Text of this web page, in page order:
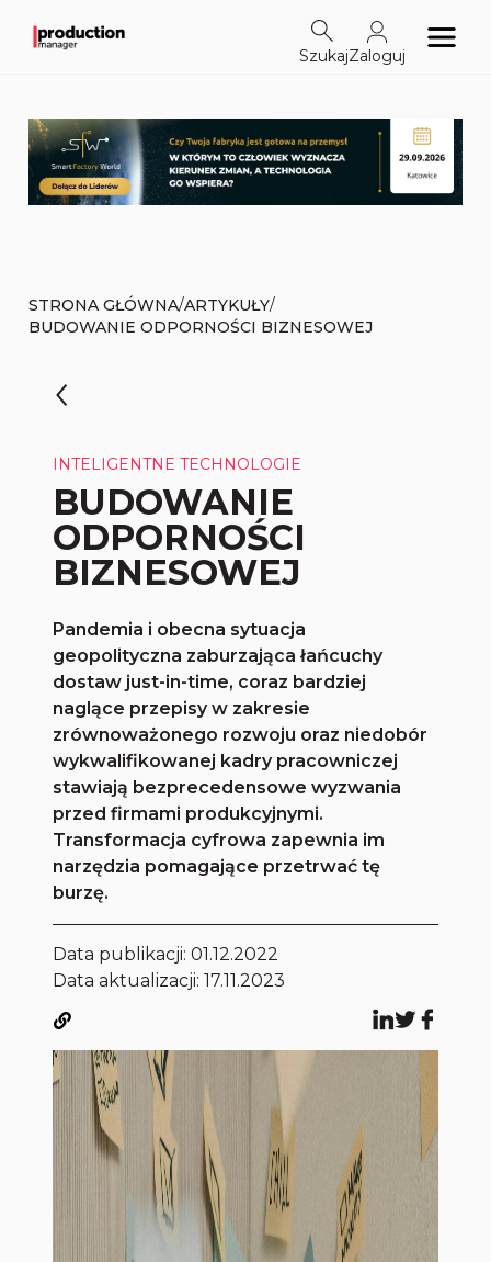
SzukajZaloguj
STRONA GŁÓWNA/ARTYKUŁY/
BUDOWANIE ODPORNOŚCI BIZNESOWEJ
INTELIGENTNE TECHNOLOGIE
BUDOWANIE
ODPORNOŚCI
BIZNESOWEJ
Pandemia i obecna sytuacja
geopolityczna zaburzająca łańcuchy
dostaw just-in-time, coraz bardziej
naglące przepisy w zakresie
zrównoważonego rozwoju oraz niedobór
wykwalifikowanej kadry pracowniczej
stawiają bezprecedensowe wyzwania
przed firmami produkcyjnymi.
Transformacja cyfrowa zapewnia im
narzędzia pomagające przetrwać tę
burzę.
Data publikacji:01.12.2022
Data aktualizacji: 17.11.2023